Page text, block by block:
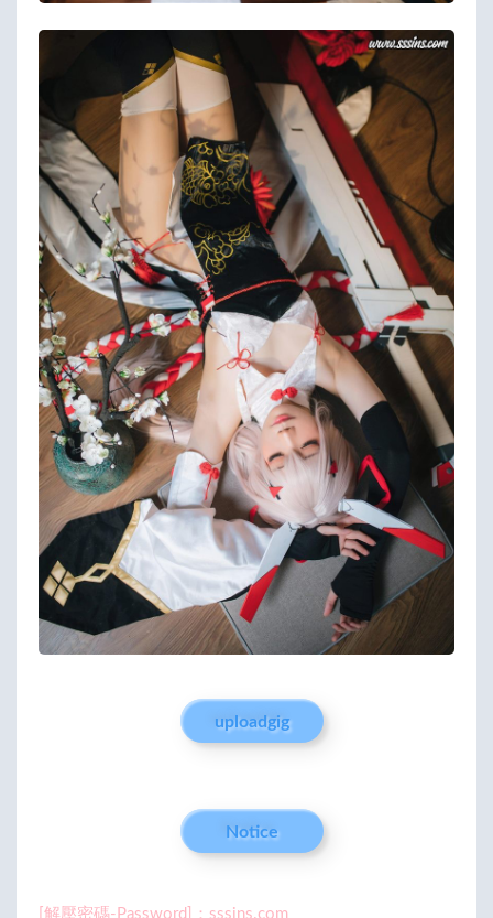
uploadgig
Notice
[解壓密碼-Password]：sssins.com